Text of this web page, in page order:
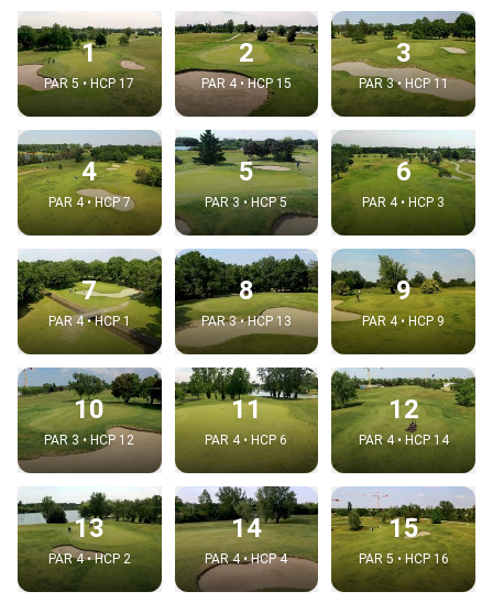
1
PAR 5 • HCP 17
2
PAR 4 • HCP 15
3
PAR 3 • HCP 11
4
PAR 4 • HCP 7
5
PAR 3 • HCP 5
6
PAR 4 • HCP 3
7
PAR 4 • HCP 1
8
PAR 3 • HCP 13
9
PAR 4 • HCP 9
10
PAR 3 • HCP 12
11
PAR 4 • HCP 6
12
PAR 4 • HCP 14
13
PAR 4 • HCP 2
14
PAR 4 • HCP 4
15
PAR 5 • HCP 16